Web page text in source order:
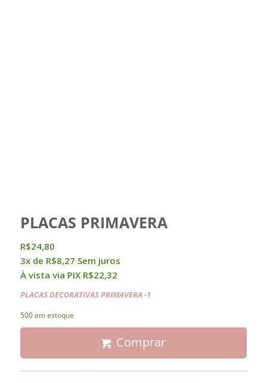
PLACAS PRIMAVERA
R$24,80
3x de R$8,27 Sem juros
À vista via PIX R$22,32
PLACAS DECORATIVAS PRIMAVERA -1
500 em estoque
Comprar